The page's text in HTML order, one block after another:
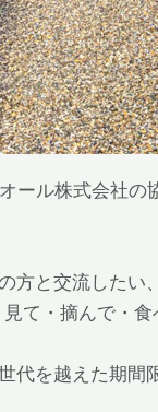
ール株式会社
方と交流した
て・摘んで・
代を越えた期